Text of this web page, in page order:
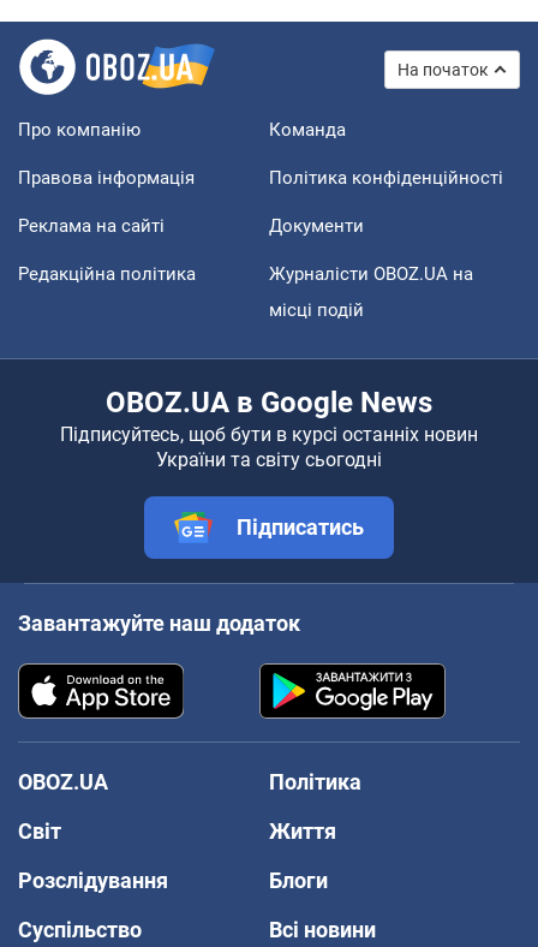
На початок
Про компанію Команда
Правова інформація Політика конфіденційності
Реклама на сайті Документи
Редакційна політика
Журналісти OBOZ.UA на
місці подій
OBOZ.UA в Google News
Підписуйтесь, щоб бути в курсі останніх новин
України та світу сьогодні
Підписатись
Завантажуйте наш додаток
OBOZ.UA
Політика
Світ
Життя
Розслідування
Блоги
Суспільство
Всі новини